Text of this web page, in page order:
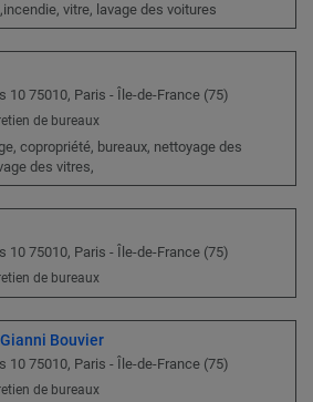
vitre, lavage des voitures
10 75010, Paris - Île-de-France (75)
de bureaux
copropriété, bureaux, nettoyage des
des vitres,
10 75010, Paris - Île-de-France (75)
de bureaux
Bouvier
10 75010, Paris - Île-de-France (75)
de bureaux